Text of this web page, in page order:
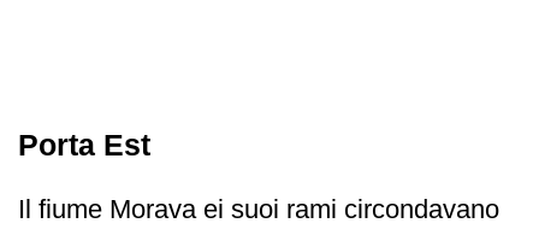
Porta Est
Il fiume Morava ei suoi rami circondavano